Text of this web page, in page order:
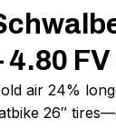
4.80
air 24%
26″